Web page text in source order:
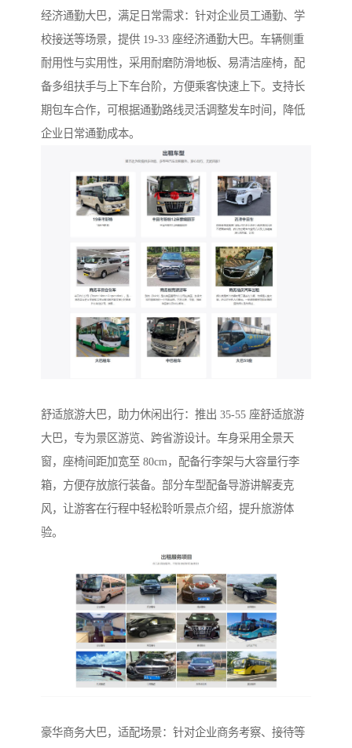
经济通勤大巴，满足日常需求：针对企业员工通勤、学
校接送等场景，提供 19-33 座经济通勤大巴。车辆侧重
耐用性与实用性，采用耐磨防滑地板、易清洁座椅，配
备多组扶手与上下车台阶，方便乘客快速上下。支持长
期包车合作，可根据通勤路线灵活调整发车时间，降低
企业日常通勤成本。
舒适旅游大巴，助力休闲出行：推出 35-55 座舒适旅游
大巴，专为景区游览、跨省游设计。车身采用全景天
窗，座椅间距加宽至 80cm，配备行李架与大容量行李
箱，方便存放旅行装备。部分车型配备导游讲解麦克
风，让游客在行程中轻松聆听景点介绍，提升旅游体
验。
豪华商务大巴，适配场景：针对企业商务考察、接待等